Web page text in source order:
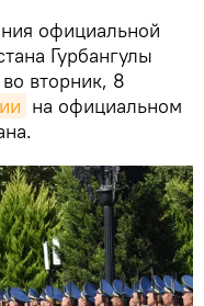
официальной
Гурбангулы
вторник, 8
на официальном